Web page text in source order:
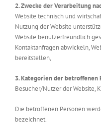
2. Zwecke der Verarbeitung
Website technisch und
Nutzung der Website
Website benutzerfreundlich
Kontaktanfragen abwickeln,
bereitstellen,
3. Kategorien der betroffenen
Besucher/Nutzer der Website,
Die betroffenen Personen
bezeichnet.